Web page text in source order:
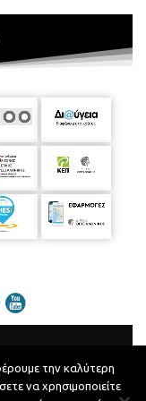
Θεσσαλονίκης **Ο
από τον Δήμο
για την σημαντική
Έργα του
συλλογές
την καλύτερη
να χρησιμοποιείτε